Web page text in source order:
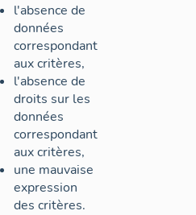
l'absence de
données
correspondant
aux critères,
l'absence de
droits sur les
données
correspondant
aux critères,
une mauvaise
expression
des critères.